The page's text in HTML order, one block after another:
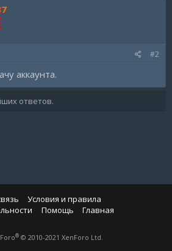
#2
аккаунта.
ответов.
Условия и правила
Помощь
Главная
® © 2010-2021 XenForo Ltd.